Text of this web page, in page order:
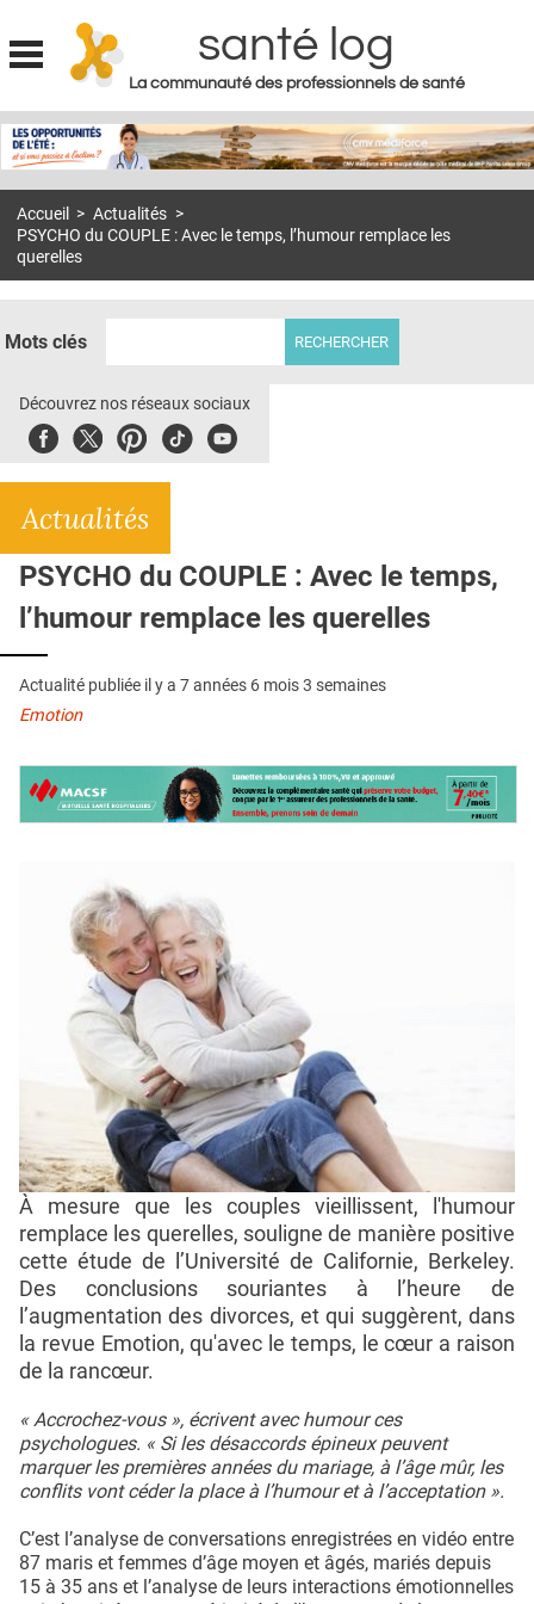
Jump to navigation
santé log
La communauté des professionnels de santé
MON COMPTE
S'ABONNER À LA REVUE SOIN À DOMICILE
ACTUS
E-REVUE SAD
THÉMA
CONTACT
Accueil > Actualités >
PSYCHO du COUPLE : Avec le temps, l’humour remplace les
querelles
Mots clés
Découvrez nos réseaux sociaux
FacebookTwitterPinterest
TiktokYoubute
Actualités
PSYCHO du COUPLE : Avec le temps,
l’humour remplace les querelles
Actualité publiée il y a 7 années 6 mois 3 semaines
Emotion
À mesure que les couples vieillissent, l'humour
remplace les querelles, souligne de manière positive
cette étude de l’Université de Californie, Berkeley.
Des conclusions souriantes à l’heure de
l’augmentation des divorces, et qui suggèrent, dans
la revue Emotion, qu'avec le temps, le cœur a raison
de la rancœur.
« Accrochez-vous », écrivent avec humour ces
psychologues. « Si les désaccords épineux peuvent
marquer les premières années du mariage, à l’âge mûr, les
conflits vont céder la place à l’humour et à l’acceptation ».
C’est l’analyse de conversations enregistrées en vidéo entre
87 maris et femmes d’âge moyen et âgés, mariés depuis
15 à 35 ans et l’analyse de leurs interactions émotionnelles